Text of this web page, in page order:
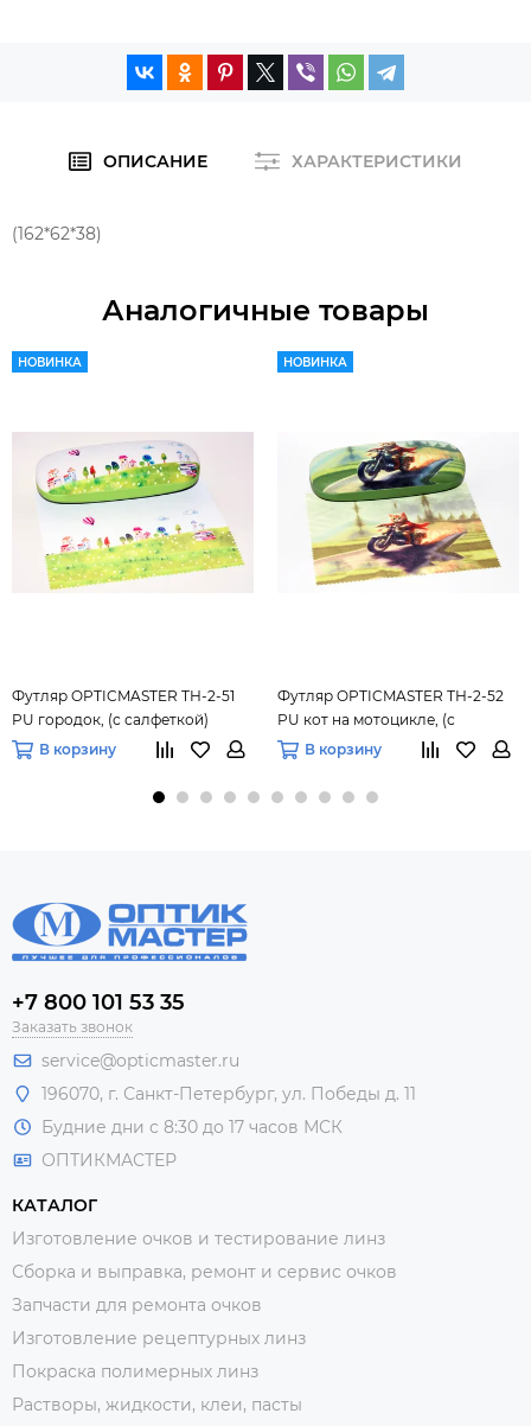
ОПИСАНИЕ ХАРАКТЕРИСТИКИ
(162*62*38)
Аналогичные товары
НОВИНКА
Футляр OPTICMASTER ТН-2-51
PU городок, (с салфеткой)
В корзину
НОВИНКА
Футляр OPTICMASTER ТН-2-52
PU кот на мотоцикле, (с
салфеткой)
В корзину
+7 800 101 53 35
Заказать звонок
service@opticmaster.ru
196070, г. Санкт-Петербург, ул. Победы д. 11
Будние дни с 8:30 до 17 часов МСК
ОПТИКМАСТЕР
КАТАЛОГ
Изготовление очков и тестирование линз
Сборка и выправка, ремонт и сервис очков
Запчасти для ремонта очков
Изготовление рецептурных линз
Покраска полимерных линз
Растворы, жидкости, клеи, пасты